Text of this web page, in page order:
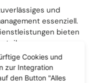
und
essenziell.
bieten
aller gesetzlichen
Richtlinien.​
Cookies und
zur Integration
den Button "Alles